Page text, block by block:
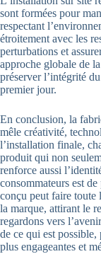
sont formées pour
respectant
étroitement avec les
perturbations et
approche globale de
préserver l’intégrité
premier jour.
En conclusion, la
mêle créativité,
l’installation finale,
produit qui non
renforce aussi
consommateurs est
conçu peut faire toute
la marque, attirant le
regardons vers
de ce qui est
plus engageantes et